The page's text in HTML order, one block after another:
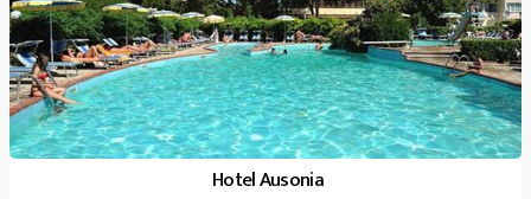
Hotel Ausonia